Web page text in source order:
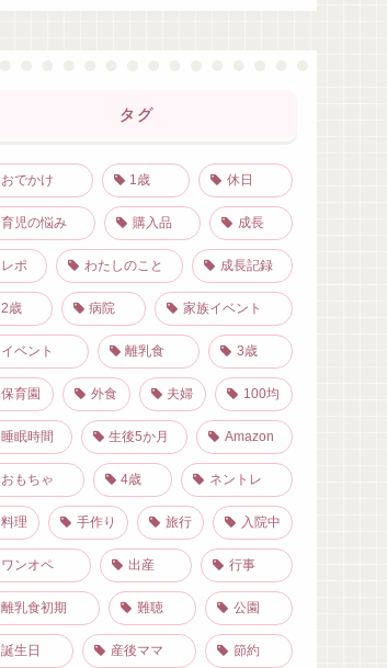
タグ
おでかけ 1歳 休日
育児の悩み 購入品 成長
レポ わたしのこと 成長記録
2歳 病院 家族イベント
イベント 離乳食 3歳
保育園 外食 夫婦 100均
睡眠時間 生後5か月 Amazon
おもちゃ 4歳 ネントレ
料理 手作り 旅行 入院中
ワンオペ 出産 行事
離乳食初期 難聴 公園
誕生日 産後ママ 節約